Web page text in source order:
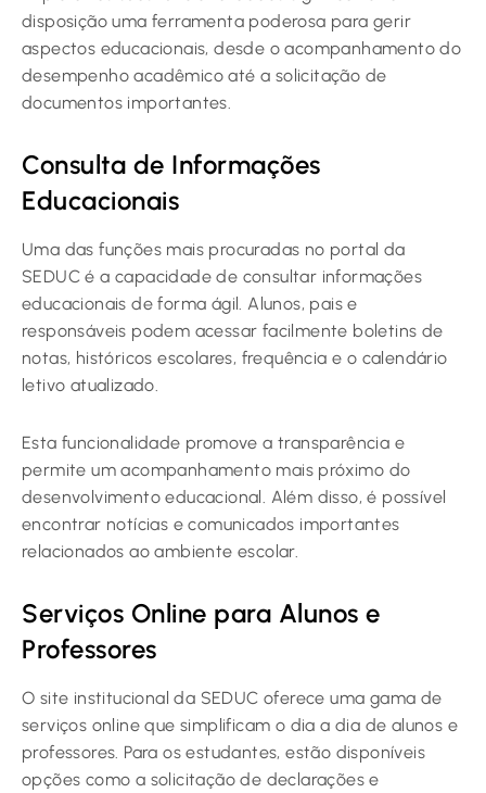
disposição uma ferramenta poderosa para gerir
aspectos educacionais, desde o acompanhamento do
desempenho acadêmico até a solicitação de
documentos importantes.
Consulta de Informações
Educacionais
Uma das funções mais procuradas no portal da
SEDUC é a capacidade de consultar informações
educacionais de forma ágil. Alunos, pais e
responsáveis podem acessar facilmente boletins de
notas, históricos escolares, frequência e o calendário
letivo atualizado.
Esta funcionalidade promove a transparência e
permite um acompanhamento mais próximo do
desenvolvimento educacional. Além disso, é possível
encontrar notícias e comunicados importantes
relacionados ao ambiente escolar.
Serviços Online para Alunos e
Professores
O site institucional da SEDUC oferece uma gama de
serviços online que simplificam o dia a dia de alunos e
professores. Para os estudantes, estão disponíveis
opções como a solicitação de declarações e